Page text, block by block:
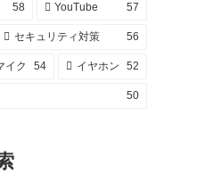
58 YouTube 57
セキュリティ対策 56
イク 54 イヤホン 52
50